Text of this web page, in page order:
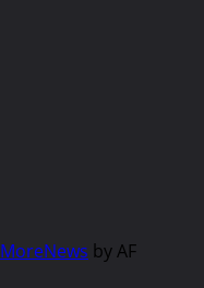
MoreNews by AF